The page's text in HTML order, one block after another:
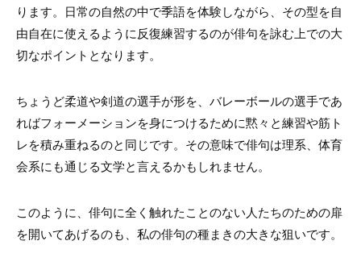
ります。日常の自然の中で季語を体験しながら、その型を自
由自在に使えるように反復練習するのが俳句を詠む上での大
切なポイントとなります。
ちょうど柔道や剣道の選手が形を、バレーボールの選手であ
ればフォーメーションを身につけるために黙々と練習や筋ト
レを積み重ねるのと同じです。その意味で俳句は理系、体育
会系にも通じる文学と言えるかもしれません。
このように、俳句に全く触れたことのない人たちのための扉
を開いてあげるのも、私の俳句の種まきの大きな狙いです。